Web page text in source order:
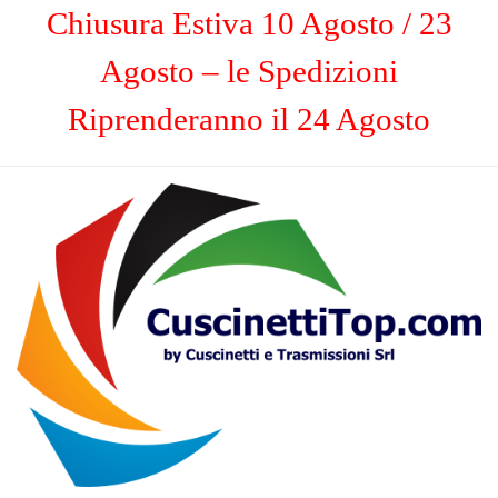
Chiusura Estiva 10 Agosto / 23
Agosto – le Spedizioni
Riprenderanno il 24 Agosto